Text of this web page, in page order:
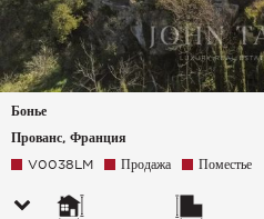
Бонье
Прованс, Франция
V0038LM Продажа Поместье